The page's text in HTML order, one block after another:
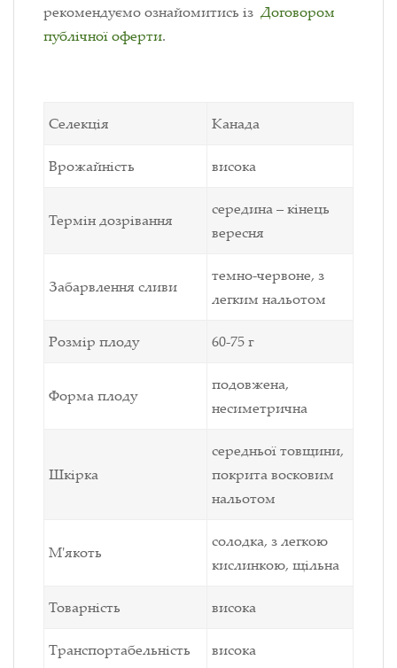
рекомендуємо ознайомитись із Договором
публічної оферти.
Селекція Канада
Врожайність висока
Термін дозрівання
середина – кінець
вересня
Забарвлення сливи
темно-червоне, з
легким нальотом
Розмір плоду 60-75 г
Форма плоду
подовжена,
несиметрична
Шкірка
середньої товщини,
покрита восковим
нальотом
М'якоть
солодка, з легкою
кислинкою, щільна
Товарність висока
Транспортабельність висока